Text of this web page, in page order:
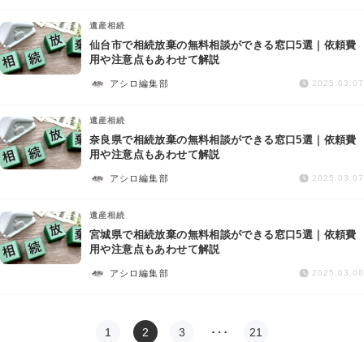
遺産相続
仙台市で相続放棄の無料相談ができる窓口5選｜依頼費
用や注意点もあわせて解説
アシロ編集部 2025.03.07
遺産相続
奈良県で相続放棄の無料相談ができる窓口5選｜依頼費
用や注意点もあわせて解説
アシロ編集部 2025.03.07
遺産相続
宮城県で相続放棄の無料相談ができる窓口5選｜依頼費
用や注意点もあわせて解説
アシロ編集部 2025.03.06
1 2 3 … 21